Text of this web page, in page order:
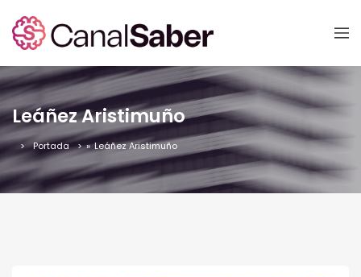
Leáñez Aristimuño
Portada » Leáñez Aristimuño